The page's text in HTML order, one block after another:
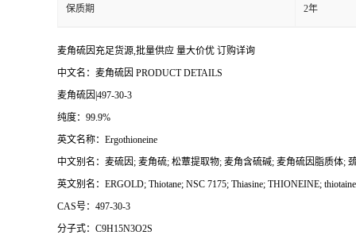
保质期 2年
麦角硫因充足货源,批量供应 量大价优 订购详询
中文名：麦角硫因 PRODUCT DETAILS
麦角硫因|497-30-3
纯度：99.9%
英文名称：Ergothioneine
中文别名：麦硫因; 麦角硫; 松蕈提取物; 麦角含硫碱; 麦角硫因脂质体;
英文别名：ERGOLD; Thiotane; NSC 7175; Thiasine; THIONEINE;
CAS号：497-30-3
分子式：C9H15N3O2S